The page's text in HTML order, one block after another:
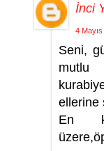
İnci
4
Seni,
mutlu
ellerine
En